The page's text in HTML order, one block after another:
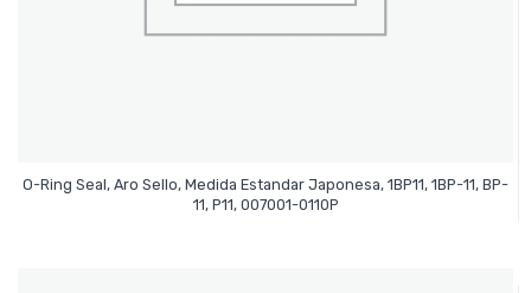
O-Ring Seal, Aro Sello, Medida Estandar Japonesa, 1BP11, 1BP-11, BP-
11, P11, 007001-0110P
Leer Más